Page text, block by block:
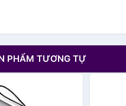
PHẨM TƯƠNG TỰ